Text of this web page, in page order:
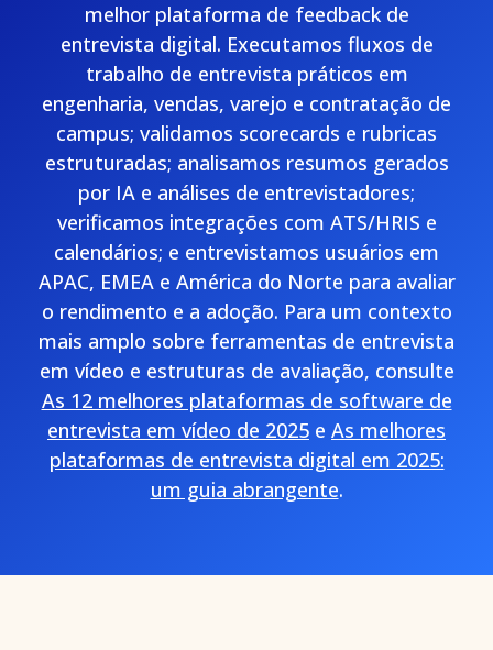
melhor plataforma de feedback de
entrevista digital. Executamos fluxos de
trabalho de entrevista práticos em
engenharia, vendas, varejo e contratação de
campus; validamos scorecards e rubricas
estruturadas; analisamos resumos gerados
por IA e análises de entrevistadores;
verificamos integrações com ATS/HRIS e
calendários; e entrevistamos usuários em
APAC, EMEA e América do Norte para avaliar
o rendimento e a adoção. Para um contexto
mais amplo sobre ferramentas de entrevista
em vídeo e estruturas de avaliação, consulte
As 12 melhores plataformas de software de
entrevista em vídeo de 2025 e As melhores
plataformas de entrevista digital em 2025:
um guia abrangente.